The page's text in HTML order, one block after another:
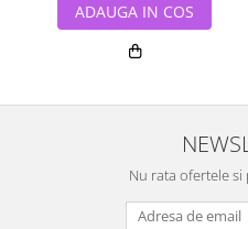
ADAUGA IN COS
Nu rata ofertele